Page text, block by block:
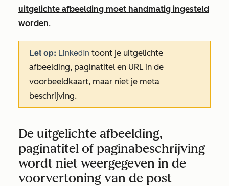
uitgelichte afbeelding moet handmatig ingesteld
worden.
Let op: LinkedIn toont je uitgelichte
afbeelding, paginatitel en URL in de
voorbeeldkaart, maar niet je meta
beschrijving.
De uitgelichte afbeelding,
paginatitel of paginabeschrijving
wordt niet weergegeven in de
voorvertoning van de post